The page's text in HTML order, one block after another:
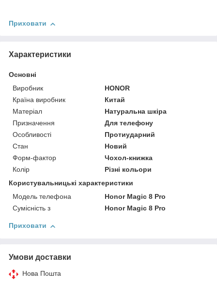
Приховати
Характеристики
Основні
Виробник
HONOR
Країна виробник
Китай
Матеріал
Натуральна шкіра
Призначення
Для телефону
Особливості
Протиударний
Стан
Новий
Форм-фактор
Чохол-книжка
Колір
Різні кольори
Користувальницькі характеристики
Модель телефона
Honor Magic 8 Pro
Сумісність з
Honor Magic 8 Pro
Приховати
Умови доставки
Нова Пошта